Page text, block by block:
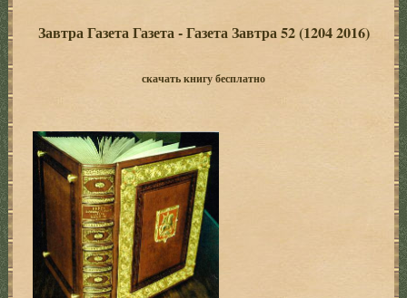
Завтра Газета Газета - Газета Завтра 52 (1204 2016)
скачать книгу бесплатно